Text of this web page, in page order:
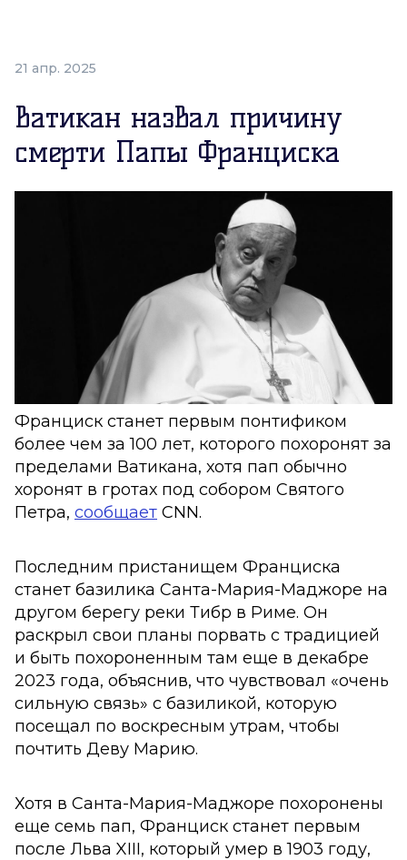
21 апр. 2025
Ватикан назвал причину
смерти Папы Франциска
Франциск станет первым понтификом
более чем за 100 лет, которого похоронят за
пределами Ватикана, хотя пап обычно
хоронят в гротах под собором Святого
Петра, сообщает CNN.
Последним пристанищем Франциска
станет базилика Санта-Мария-Маджоре на
другом берегу реки Тибр в Риме. Он
раскрыл свои планы порвать с традицией
и быть похороненным там еще в декабре
2023 года, объяснив, что чувствовал «очень
сильную связь» с базиликой, которую
посещал по воскресным утрам, чтобы
почтить Деву Марию.
Хотя в Санта-Мария-Маджоре похоронены
еще семь пап, Франциск станет первым
после Льва XIII, который умер в 1903 году,